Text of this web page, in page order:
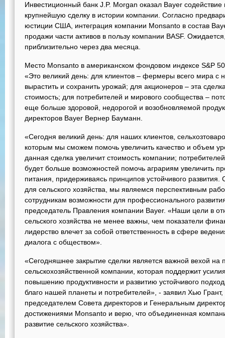
Инвестиционный банк J.P. Morgan оказал Bayer
крупнейшую сделку в истории компании. Согласно
юстиции США, интеграция компании Monsanto в состав
продажи части активов в пользу компании BASF.
приблизительно через два месяца.
Место Monsanto в американском фондовом индексе S&P
«Это великий день: для клиентов – фермеры всего мира
вырастить и сохранить урожай; для акционеров – эта
стоимость; для потребителей и мирового сообщества –
еще больше здоровой, недорогой и возобновляемой
директоров Bayer Вернер Бауманн.
«Сегодня великий день: для наших клиентов,
которым мы сможем помочь увеличить качество и объем
данная сделка увеличит стоимость компании;
будет больше возможностей помочь аграриям увеличить
питания, придерживаясь принципов устойчивого
для сельского хозяйства, мы являемся перспективным
сотрудникам возможности для профессионального
председатель Правления компании Bayer. «Наши цели в
сельского хозяйства не менее важны, чем показатели
лидерство влечет за собой ответственность в сфере
диалога с обществом».
«Сегодняшнее закрытие сделки является важной вехой на
сельскохозяйственной компании, которая поддержит
повышению продуктивности и развитию устойчивого
благо нашей планеты и потребителей», - заявил Хью
председателем Совета директоров и Генеральным
достижениями Monsanto и верю, что объединенная
развитие сельского хозяйства».